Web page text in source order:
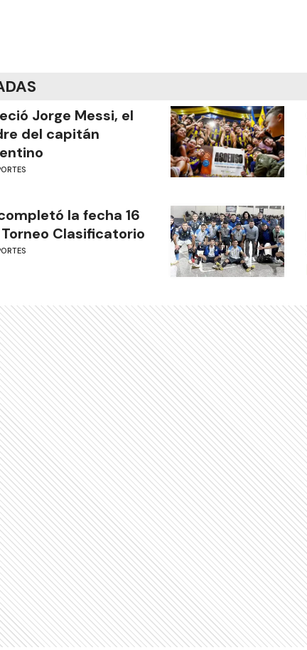
Jorge Messi, el
del capitán
la fecha 16
Clasificatorio